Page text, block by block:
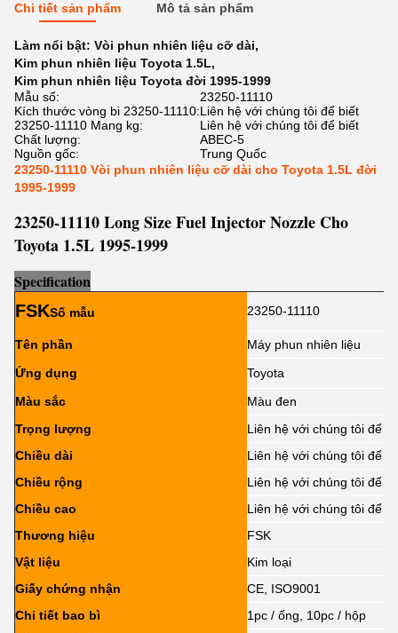
Chi tiết sản phẩm Mô tả sản phẩm
Làm nổi bật: Vòi phun nhiên liệu cỡ dài,
Kim phun nhiên liệu Toyota 1.5L,
Kim phun nhiên liệu Toyota đời 1995-1999
Mẫu số:
23250-11110
Kích thước vòng bi 23250-11110:Liên hệ với chúng tôi để biết
23250-11110 Mang kg:
Liên hệ với chúng tôi để biết
Chất lượng:
ABEC-5
Nguồn gốc:
Trung Quốc
23250-11110 Vòi phun nhiên liệu cỡ dài cho Toyota 1.5L đời
1995-1999
23250-11110 Long Size Fuel Injector Nozzle Cho
Toyota 1.5L 1995-1999
Specification
FSKSố mẫu 23250-11110
Tên phần
Máy phun nhiên liệu
Ứng dụng
Toyota
Màu sắc
Màu đen
Trọng lượng
Liên hệ với chúng tôi để
Chiều dài
Liên hệ với chúng tôi để
Chiều rộng
Liên hệ với chúng tôi để
Chiều cao
Liên hệ với chúng tôi để
Thương hiệu
FSK
Vật liệu
Kim loại
Giấy chứng nhận
CE, ISO9001
Chi tiết bao bì
1pc / ống, 10pc / hộp